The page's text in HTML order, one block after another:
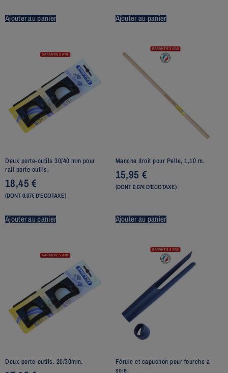
Ajouter au panier Ajouter au panier
Deux porte-outils 30/40 mm pour
rail porte outils.
18,45€
(DONT 0.07€ D'ECOTAXE)
Ajouter au panier
Manche droit pour Pelle, 1,10 m.
15,95 €
(DONT 0.07€ D'ECOTAXE)
Ajouter au panier
Deux porte-outils. 20/30mm.
Férule et capuchon pour fourche à
soie.